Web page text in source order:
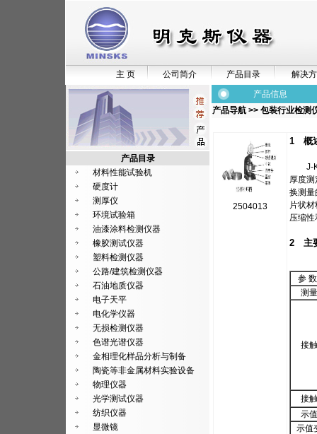
主 页 公司简介 产品目录 解决
产品目录
材料性能试验机
硬度计
测厚仪
环境试验箱
油漆涂料检测仪器
橡胶测试仪器
塑料检测仪器
公路/建筑检测仪器
石油地质仪器
电子天平
电化学仪器
无损检测仪器
色谱光谱仪器
金相理化样品分析与制备
陶瓷等非金属材料实验设备
物理仪器
光学测试仪器
纺织仪器
显微镜
产品信息
产品导航 >> 包装行业检测
2504013
1 概
J-
厚度
换测量
片状
压缩
2 主
参
测
接
接
示
示值